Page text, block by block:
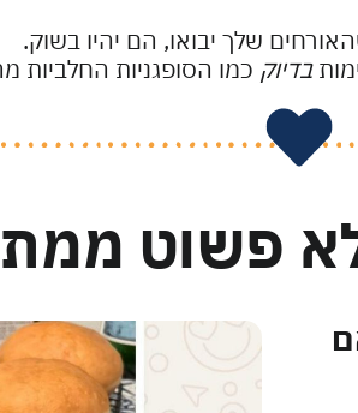
שלך יבואו, הם יהיו בשוק.
בדיוק כמו הסופגניות החלביות
פשוט